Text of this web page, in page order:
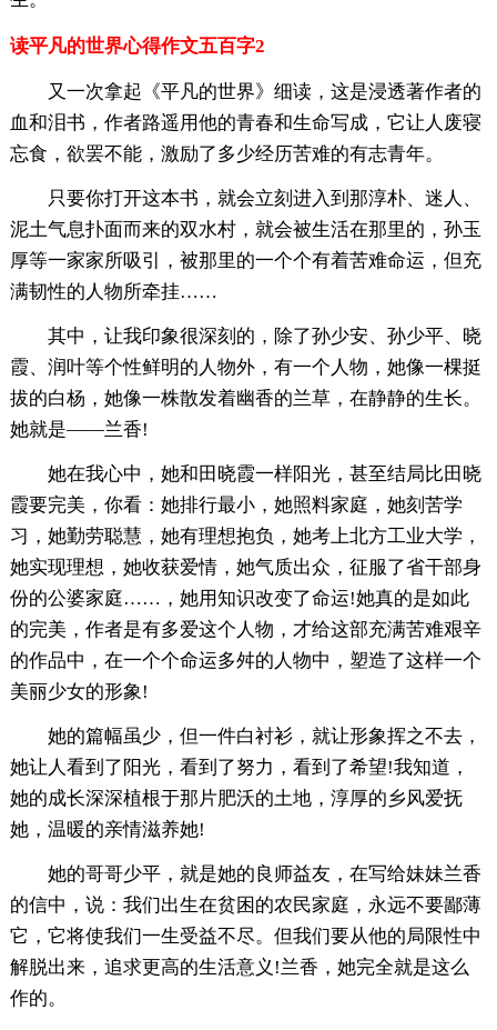
读平凡的世界心得作文五百字2
又一次拿起《平凡的世界》细读，这是浸透著作者的
血和泪书，作者路遥用他的青春和生命写成，它让人废寝
忘食，欲罢不能，激励了多少经历苦难的有志青年。
只要你打开这本书，就会立刻进入到那淳朴、迷人、
泥土气息扑面而来的双水村，就会被生活在那里的，孙玉
厚等一家家所吸引，被那里的一个个有着苦难命运，但充
满韧性的人物所牵挂……
其中，让我印象很深刻的，除了孙少安、孙少平、晓
霞、润叶等个性鲜明的人物外，有一个人物，她像一棵挺
拔的白杨，她像一株散发着幽香的兰草，在静静的生长。
她就是——兰香!
她在我心中，她和田晓霞一样阳光，甚至结局比田晓
霞要完美，你看：她排行最小，她照料家庭，她刻苦学
习，她勤劳聪慧，她有理想抱负，她考上北方工业大学，
她实现理想，她收获爱情，她气质出众，征服了省干部身
份的公婆家庭……，她用知识改变了命运!她真的是如此
的完美，作者是有多爱这个人物，才给这部充满苦难艰辛
的作品中，在一个个命运多舛的人物中，塑造了这样一个
美丽少女的形象!
她的篇幅虽少，但一件白衬衫，就让形象挥之不去，
她让人看到了阳光，看到了努力，看到了希望!我知道，
她的成长深深植根于那片肥沃的土地，淳厚的乡风爱抚
她，温暖的亲情滋养她!
她的哥哥少平，就是她的良师益友，在写给妹妹兰香
的信中，说：我们出生在贫困的农民家庭，永远不要鄙薄
它，它将使我们一生受益不尽。但我们要从他的局限性中
解脱出来，追求更高的生活意义!兰香，她完全就是这么
作的。